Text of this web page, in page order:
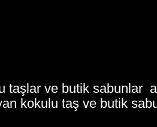
taşlar ve butik sabunlar
kokulu taş ve butik